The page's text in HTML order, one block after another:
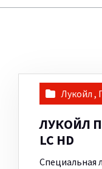
Лукойл ,
ЛУКОЙЛ
LC HD
Специальная